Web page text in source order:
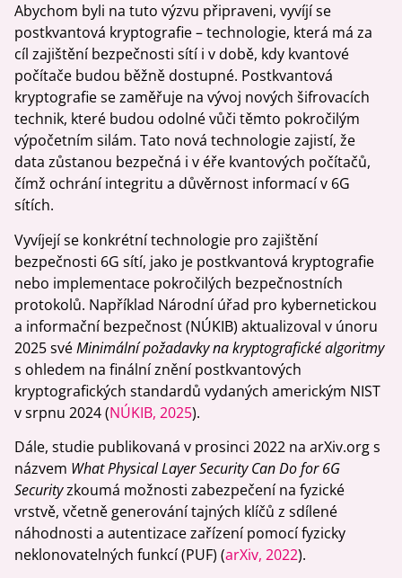
Abychom byli na tuto výzvu připraveni, vyvíjí se
postkvantová kryptografie – technologie, která má za
cíl zajištění bezpečnosti sítí i v době, kdy kvantové
počítače budou běžně dostupné. Postkvantová
kryptografie se zaměřuje na vývoj nových šifrovacích
technik, které budou odolné vůči těmto pokročilým
výpočetním silám. Tato nová technologie zajistí, že
data zůstanou bezpečná i v éře kvantových počítačů,
čímž ochrání integritu a důvěrnost informací v 6G
sítích.
Vyvíjejí se konkrétní technologie pro zajištění
bezpečnosti 6G sítí, jako je postkvantová kryptografie
nebo implementace pokročilých bezpečnostních
protokolů. Například Národní úřad pro kybernetickou
a informační bezpečnost (NÚKIB) aktualizoval v únoru
2025 svéMinimální požadavky na kryptografické algoritmy
s ohledem na finální znění postkvantových
kryptografických standardů vydaných americkým NIST
v srpnu 2024 (NÚKIB, 2025).
Dále, studie publikovaná v prosinci 2022 na arXiv.org s
názvem What Physical Layer Security Can Do for 6G
Securityzkoumá možnosti zabezpečení na fyzické
vrstvě, včetně generování tajných klíčů z sdílené
náhodnosti a autentizace zařízení pomocí fyzicky
neklonovatelných funkcí (PUF) (arXiv, 2022).